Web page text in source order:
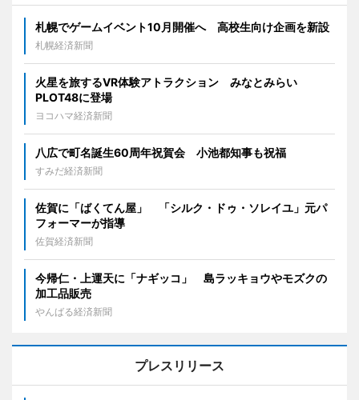
札幌でゲームイベント10月開催へ 高校生向け企画を新設
札幌経済新聞
火星を旅するVR体験アトラクション みなとみらい
PLOT48に登場
ヨコハマ経済新聞
八広で町名誕生60周年祝賀会 小池都知事も祝福
すみだ経済新聞
佐賀に「ばくてん屋」 「シルク・ドゥ・ソレイユ」元パ
フォーマーが指導
佐賀経済新聞
今帰仁・上運天に「ナギッコ」 島ラッキョウやモズクの
加工品販売
やんばる経済新聞
プレスリリース